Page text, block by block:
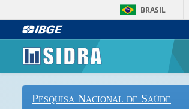
BRASIL
Pesquisa Nacional de Saúde